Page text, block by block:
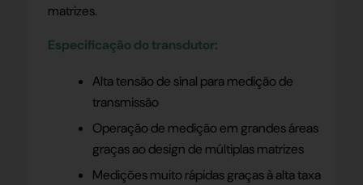
matrizes.
Especificação do transdutor:
Alta tensão de sinal para medição de
transmissão
Operação de medição em grandes áreas
graças ao design de múltiplas matrizes
Medições muito rápidas graças à alta taxa